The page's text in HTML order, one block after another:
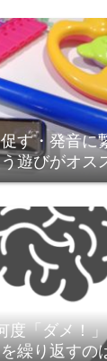
す・発音に
遊びがオス
度「ダメ！
繰り返すの